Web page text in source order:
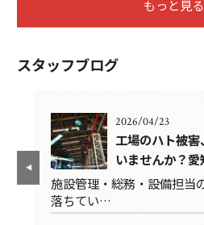
もっと見る
スタッフブログ
2026/04/23
工場のハト被
いませんか？
施設管理・総務・設備担当
落ちてい…